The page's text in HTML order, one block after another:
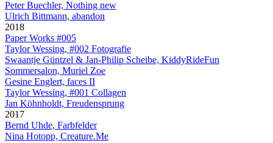
Peter Buechler, Nothing new
Ulrich Bittmann, abandon
2018
Paper Works #005
Taylor Wessing, #002 Fotografie
Swaantje Güntzel & Jan-Philip Scheibe, KiddyRideFun
Sommersalon, Muriel Zoe
Gesine Englert, faces II
Taylor Wessing, #001 Collagen
Jan Köhnholdt, Freudensprung
2017
Bernd Uhde, Farbfelder
Nina Hotopp, Creature.Me